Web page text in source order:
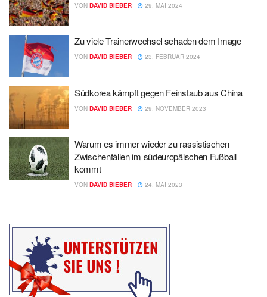
VON DAVID BIEBER 29. MAI 2024
Zu viele Trainerwechsel schaden dem Image
VON DAVID BIEBER 23. FEBRUAR 2024
Südkorea kämpft gegen Feinstaub aus China
VON DAVID BIEBER 29. NOVEMBER 2023
Warum es immer wieder zu rassistischen
Zwischenfällen im südeuropäischen Fußball
kommt
VON DAVID BIEBER 24. MAI 2023